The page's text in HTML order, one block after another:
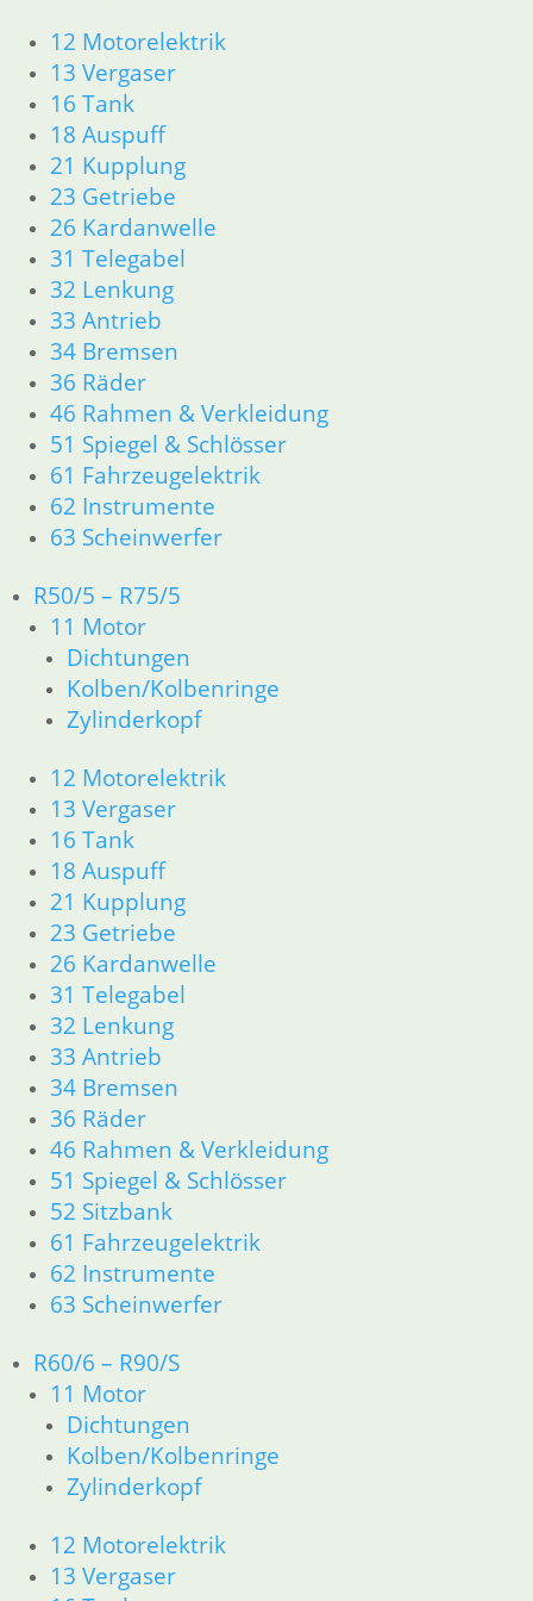
12 Motorelektrik
13 Vergaser
16 Tank
18 Auspuff
21 Kupplung
23 Getriebe
26 Kardanwelle
31 Telegabel
32 Lenkung
33 Antrieb
34 Bremsen
36 Räder
46 Rahmen & Verkleidung
51 Spiegel & Schlösser
61 Fahrzeugelektrik
62 Instrumente
63 Scheinwerfer
R50/5 – R75/5
11 Motor
Dichtungen
Kolben/Kolbenringe
Zylinderkopf
12 Motorelektrik
13 Vergaser
16 Tank
18 Auspuff
21 Kupplung
23 Getriebe
26 Kardanwelle
31 Telegabel
32 Lenkung
33 Antrieb
34 Bremsen
36 Räder
46 Rahmen & Verkleidung
51 Spiegel & Schlösser
52 Sitzbank
61 Fahrzeugelektrik
62 Instrumente
63 Scheinwerfer
R60/6 – R90/S
11 Motor
Dichtungen
Kolben/Kolbenringe
Zylinderkopf
12 Motorelektrik
13 Vergaser
Ersatzteile
Zubehör und Wartung
Products
search
Alle Preise inkl. der gesetzl. MwSt. und zzgl. Versand_
Service
Kontakt
Warenkorb
Mein Konto
Links
Newsletter Anmeldung
Newsletter Abmeldung
Information
AGB
Datenschutzerklärung
Zahlung und Lieferung
Cookie-Richtlinie (EU)
Widerrufsbelehrung
Vertrag widerrufen
Teilesuche und Referenzummern
Besuchen Sie realoem.com mit Explosionszeichnungen für Ihre